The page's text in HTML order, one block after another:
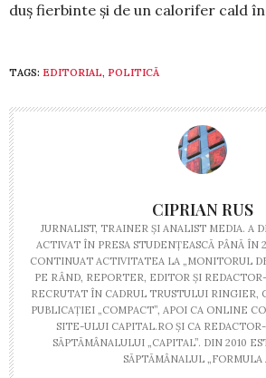
duș fierbinte și de un calori­fer cald
TAGS: EDITORIAL, POLITICĂ
CIPRIAN RUS
JURNALIST, TRAINER ŞI ANALIST MEDIA. A
ACTIVAT ÎN PRESA STUDENŢEASCĂ PÂNĂ ÎN
CONTINUAT ACTIVITATEA LA „MONITORUL
PE RÂND, REPORTER, EDITOR ŞI
RECRUTAT ÎN CADRUL TRUSTULUI RINGIER,
PUBLICAŢIEI „COMPACT”, APOI CA ONLINE
SITE-ULUI CAPITAL.RO ŞI CA
SĂPTĂMÂNALULUI „CAPITAL”. DIN 2010
SĂPTĂMÂNALUL „FORMULA